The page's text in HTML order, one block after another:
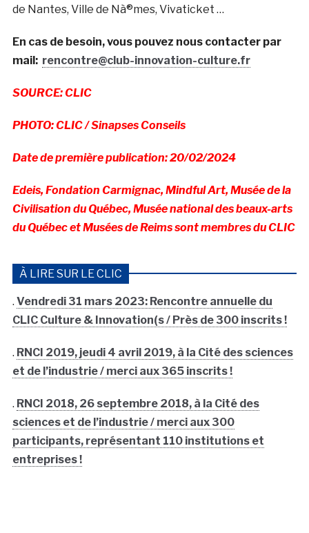
de Nantes, Ville de Nà®mes, Vivaticket …
En cas de besoin, vous pouvez nous contacter par
mail: rencontre@club-innovation-culture.fr
SOURCE: CLIC
PHOTO: CLIC / Sinapses Conseils
Date de première publication: 20/02/2024
Edeis, Fondation Carmignac, Mindful Art, Musée de la
Civilisation du Québec, Musée national des beaux-arts
du Québec et Musées de Reims sont membres du CLIC
À LIRE SUR LE CLIC
. Vendredi 31 mars 2023: Rencontre annuelle du
CLIC Culture & Innovation(s / Près de 300 inscrits !
. RNCI 2019, jeudi 4 avril 2019, à la Cité des sciences
et de l’industrie / merci aux 365 inscrits !
. RNCI 2018, 26 septembre 2018, à la Cité des
sciences et de l’industrie / merci aux 300
participants, représentant 110 institutions et
entreprises !